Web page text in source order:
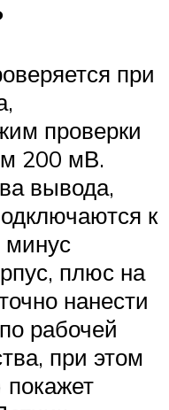
при
проверки
200 мВ.
вывода,
к
минус
плюс на
нанести
рабочей
при этом